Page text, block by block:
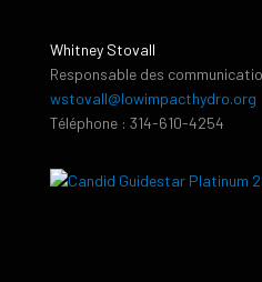
Whitney Stovall
Responsable des
wstovall@lowimpacthydro.org
Téléphone : 314-610-4254